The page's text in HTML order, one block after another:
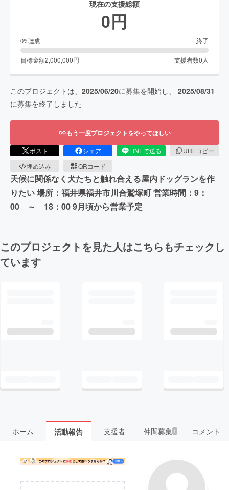
現在の支援総額
0円
0%達成 終了
目標金額2,000,000円 支援者数0 人
このプロジェクトは、 2025/06/20に募集を開始し、 2025/08/31
に募集を終了しました
もう一度プロジェクトをやってほしい
ポスト シェア LINEで送る
URLコピー
埋め込み
QRコード
天候に関係なく犬たちと触れ合える屋内ドッグランを作
りたい 場所：福井県福井市川合鷲塚町 営業時間：9：
00 ～ 18：00 9月頃から営業予定
このプロジェクトを見た人はこちらもチェックし
ています
ホーム 活動報告 支援者 仲間募集 1 コメント